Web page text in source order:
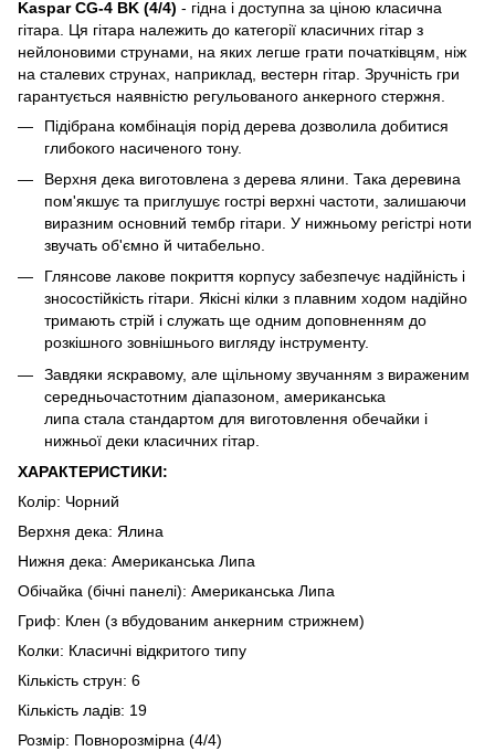
Kaspar CG-4 BK (4/4) - гідна і доступна за ціною класична
гітара. Ця гітара належить до категорії класичних гітар з
нейлоновими струнами, на яких легше грати початківцям, ніж
на сталевих струнах, наприклад, вестерн гітар. Зручність гри
гарантується наявністю регульованого анкерного стержня.
Підібрана комбінація порід дерева дозволила добитися
глибокого насиченого тону.
Верхня дека виготовлена з дерева ялини. Така деревина
пом'якшує та приглушує гострі верхні частоти, залишаючи
виразним основний тембр гітари. У нижньому регістрі ноти
звучать об'ємно й читабельно.
Глянсове лакове покриття корпусу забезпечує надійність і
зносостійкість гітари. Якісні кілки з плавним ходом надійно
тримають стрій і служать ще одним доповненням до
розкішного зовнішнього вигляду інструменту.
Завдяки яскравому, але щільному звучанням з вираженим
середньочастотним діапазоном, американська
липа стала стандартом для виготовлення обечайки і
нижньої деки класичних гітар.
ХАРАКТЕРИСТИКИ:
Колір: Чорний
Верхня дека: Ялина
Нижня дека: Американська Липа
Обічайка (бічні панелі): Американська Липа
Гриф: Клен (з вбудованим анкерним стрижнем)
Колки: Класичні відкритого типу
Кількість струн: 6
Кількість ладів: 19
Розмір: Повнорозмірна (4/4)